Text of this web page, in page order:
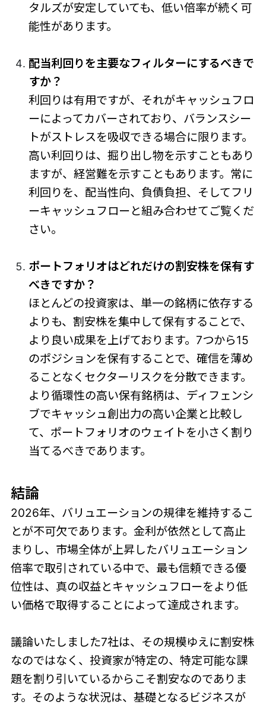
タルズが安定していても、低い倍率が続く可
能性があります。
配当利回りを主要なフィルターにするべきで
すか？
利回りは有用ですが、それがキャッシュフロ
ーによってカバーされており、バランスシー
トがストレスを吸収できる場合に限ります。
高い利回りは、掘り出し物を示すこともあり
ますが、経営難を示すこともあります。常に
利回りを、配当性向、負債負担、そしてフリ
ーキャッシュフローと組み合わせてご覧くだ
さい。
ポートフォリオはどれだけの割安株を保有す
べきですか？
ほとんどの投資家は、単一の銘柄に依存する
よりも、割安株を集中して保有することで、
より良い成果を上げております。7つから15
のポジションを保有することで、確信を薄め
ることなくセクターリスクを分散できます。
より循環性の高い保有銘柄は、ディフェンシ
ブでキャッシュ創出力の高い企業と比較し
て、ポートフォリオのウェイトを小さく割り
当てるべきであります。
結論
2026年、バリュエーションの規律を維持するこ
とが不可欠であります。金利が依然として高止
まりし、市場全体が上昇したバリュエーション
倍率で取引されている中で、最も信頼できる優
位性は、真の収益とキャッシュフローをより低
い価格で取得することによって達成されます。
議論いたしました7社は、その規模ゆえに割安株
なのではなく、投資家が特定の、特定可能な課
題を割り引いているからこそ割安なのでありま
す。そのような状況は、基礎となるビジネスが